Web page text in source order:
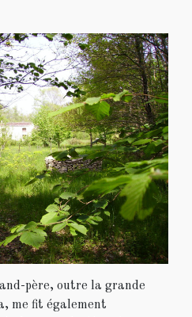
père, outre la grande
me fit également